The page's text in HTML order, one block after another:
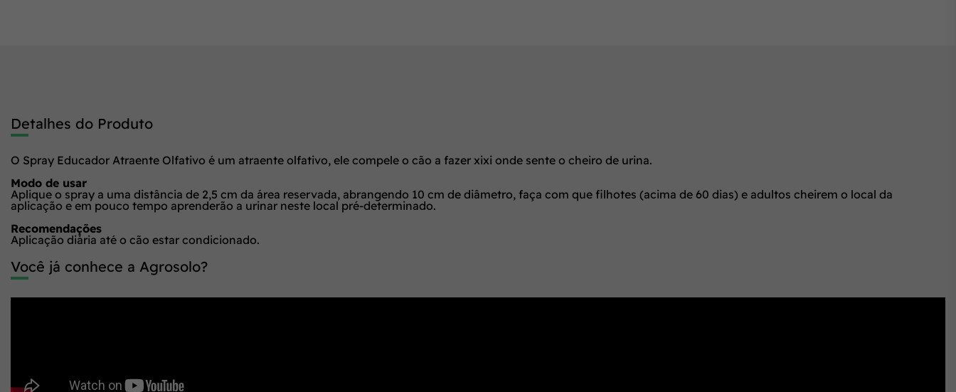
Detalhes do Produto
O Spray Educador Atraente Olfativo é um atraente olfativo, ele compele o cão a fazer xixi onde sente o cheiro de urina.
Modo de usar
Aplique o spray a uma distância de 2,5 cm da área reservada, abrangendo 10 cm de diâmetro, faça com que filhotes (acima de 60 dias) e adultos cheirem o local da
aplicação e em pouco tempo aprenderão a urinar neste local pré-determinado.
Recomendações
Aplicação diária até o cão estar condicionado.
Você já conhece a Agrosolo?